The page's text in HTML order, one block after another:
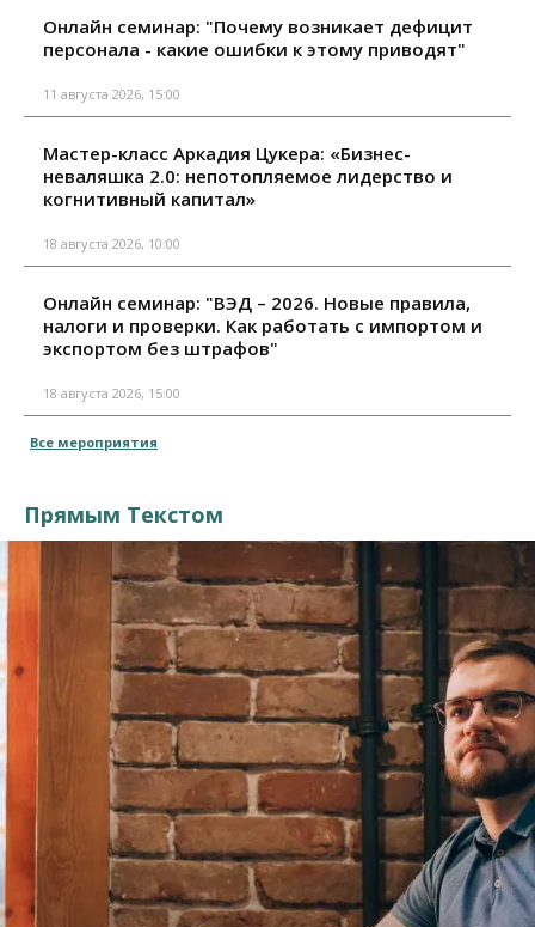
Онлайн семинар: "Почему возникает дефицит
персонала - какие ошибки к этому приводят"
11 августа 2026, 15:00
Мастер-класс Аркадия Цукера: «Бизнес-
неваляшка 2.0: непотопляемое лидерство и
когнитивный капитал»
18 августа 2026, 10:00
Онлайн семинар: "ВЭД – 2026. Новые правила,
налоги и проверки. Как работать с импортом и
экспортом без штрафов"
18 августа 2026, 15:00
Все мероприятия
Прямым Текстом